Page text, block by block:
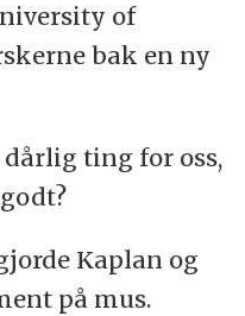
of
bak en ny
dårlig ting for oss,
Kaplan og
på mus.